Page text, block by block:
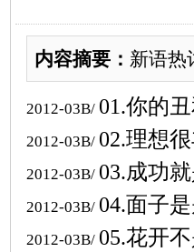
内容摘要： 新语热
2012-03B/ 01.你的丑
2012-03B/ 02.理想
2012-03B/ 03.成功
2012-03B/ 04.面子
2012-03B/ 05.花开